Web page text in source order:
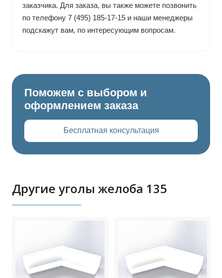
заказчика. Для заказа, вы также можете позвонить
по телефону 7 (495) 185-17-15 и наши менеджеры
подскажут вам, по интересующим вопросам.
Поможем с выбором и
оформлением заказа
Бесплатная консультация
Другие уголы желоба 135